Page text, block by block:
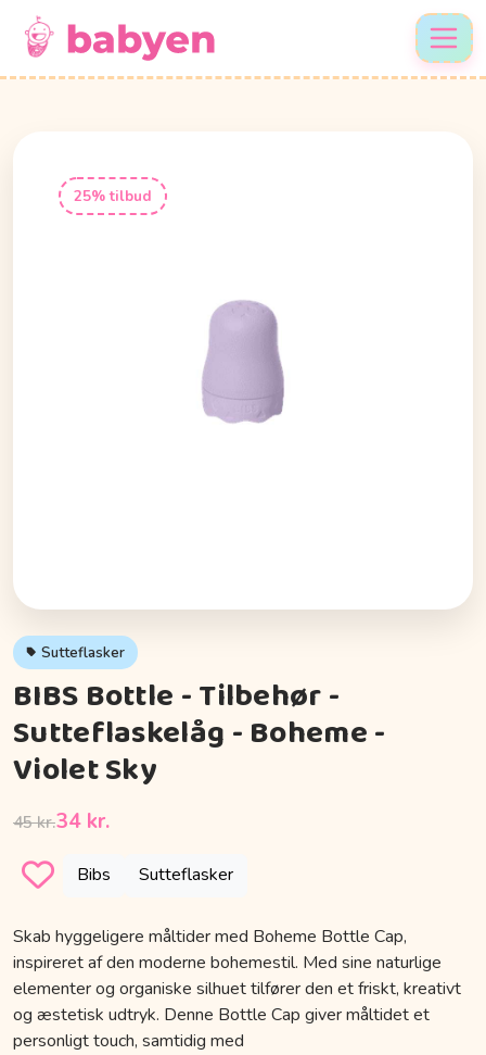
25% tilbud
Sutteflasker
BIBS Bottle - Tilbehør -
Sutteflaskelåg - Boheme -
Violet Sky
45 kr.34 kr.
Bibs Sutteflasker
Skab hyggeligere måltider med Boheme Bottle Cap,
inspireret af den moderne bohemestil. Med sine naturlige
elementer og organiske silhuet tilfører den et friskt, kreativt
og æstetisk udtryk. Denne Bottle Cap giver måltidet et
personligt touch, samtidig med